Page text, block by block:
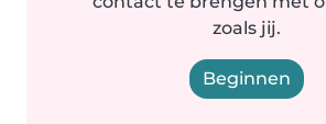
zoals jij.
Beginnen